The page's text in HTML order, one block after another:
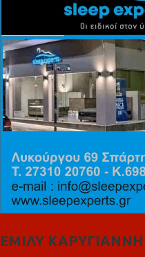
ΕΜΙΛΥ ΚΑΡΥΓΙΑΝΝΗ